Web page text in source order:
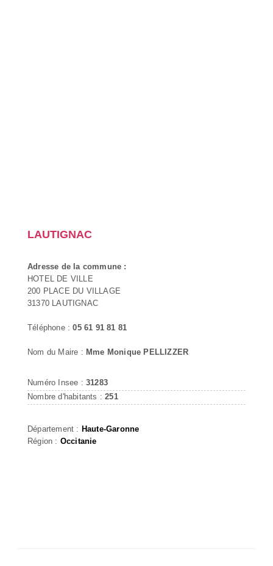
LAUTIGNAC
Adresse de la commune :
HOTEL DE VILLE
200 PLACE DU VILLAGE
31370 LAUTIGNAC
Téléphone :05 61 91 81 81
Nom du Maire : Mme Monique PELLIZZER
Numéro Insee : 31283
Nombre d'habitants :251
Département : Haute-Garonne
Région : Occitanie